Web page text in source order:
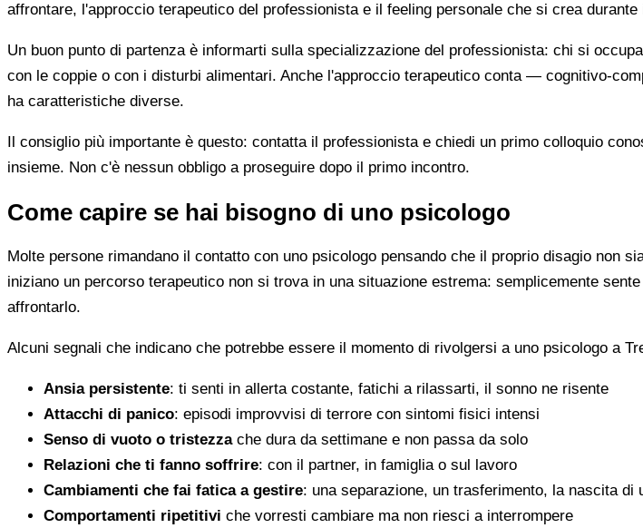
affrontare, l'approccio terapeutico del professionista e il feeling personale che si crea durante
Un buon punto di partenza è informarti sulla specializzazione del professionista: chi si
con le coppie o con i disturbi alimentari. Anche l'approccio terapeutico conta — cognitivo-
ha caratteristiche diverse.
Il consiglio più importante è questo: contatta il professionista e chiedi un primo colloquio
insieme. Non c'è nessun obbligo a proseguire dopo il primo incontro.
Come capire se hai bisogno di uno psicologo
Molte persone rimandano il contatto con uno psicologo pensando che il proprio disagio non
iniziano un percorso terapeutico non si trova in una situazione estrema: semplicemente
affrontarlo.
Alcuni segnali che indicano che potrebbe essere il momento di rivolgersi a uno psicologo a
Ansia persistente: ti senti in allerta costante, fatichi a rilassarti, il sonno ne risente
Attacchi di panico: episodi improvvisi di terrore con sintomi fisici intensi
Senso di vuoto o tristezzache dura da settimane e non passa da solo
Relazioni che ti fanno soffrire: con il partner, in famiglia o sul lavoro
Cambiamenti che fai fatica a gestire: una separazione, un trasferimento, la nascita di
Comportamenti ripetitivi che vorresti cambiare ma non riesci a interrompere